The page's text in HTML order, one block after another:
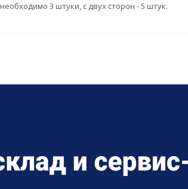
3 штуки, с двух сторон - 5 штук.